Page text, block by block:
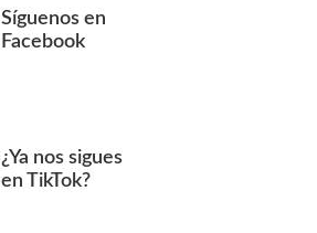
Síguenos en
Facebook
¿Ya nos sigues
en TikTok?